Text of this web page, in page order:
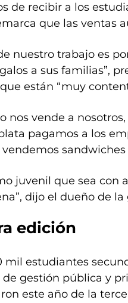
de recibir a los
que las ventas
nuestro trabajo es
a sus familias”,
están “muy
nos vende a
pagamos a los
sandwiches
juvenil que sea con
dijo el dueño de la
edición
mil estudiantes
de gestión pública y
este año de la